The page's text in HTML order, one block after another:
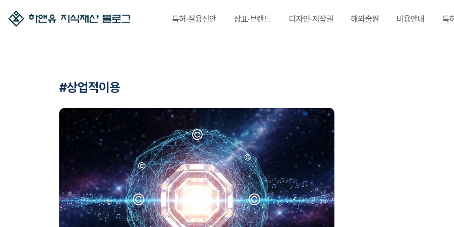
특허·실용신안 상표·브랜드 디자인·저작권 해외출원 비용안내 특
#상업적이용